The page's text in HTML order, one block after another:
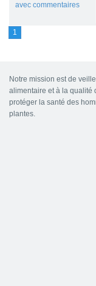
avec commentaires
1
Notre mission est de
alimentaire et à la qualité
protéger la santé des
plantes.